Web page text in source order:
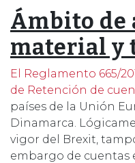
Ámbito de
material
El Reglamento 665/
de Retención de
países de la Unión
Dinamarca.
vigor del Brexit,
embargo de cuentas